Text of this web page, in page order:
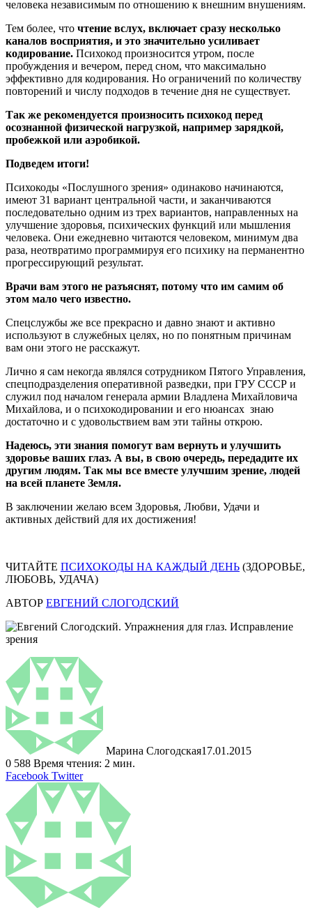
человека независимым по отношению к внешним внушениям.
Тем более, что чтение вслух, включает сразу несколько
каналов восприятия, и это значительно усиливает
кодирование. Психокод произносится утром, после
пробуждения и вечером, перед сном, что максимально
эффективно для кодирования. Но ограничений по количеству
повторений и числу подходов в течение дня не существует.
Так же рекомендуется произносить психокод перед
осознанной физической нагрузкой, например зарядкой,
пробежкой или аэробикой.
Подведем итоги!
Психокоды «Послушного зрения» одинаково начинаются,
имеют 31 вариант центральной части, и заканчиваются
последовательно одним из трех вариантов, направленных на
улучшение здоровья, психических функций или мышления
человека. Они ежедневно читаются человеком, минимум два
раза, неотвратимо программируя его психику на перманентно
прогрессирующий результат.
Врачи вам этого не разъяснят, потому что им самим об
этом мало чего известно.
Спецслужбы же все прекрасно и давно знают и активно
используют в служебных целях, но по понятным причинам
вам они этого не расскажут.
Лично я сам некогда являлся сотрудником Пятого Управления,
спецподразделения оперативной разведки, при ГРУ СССР и
служил под началом генерала армии Владлена Михайловича
Михайлова, и о психокодировании и его нюансах знаю
достаточно и с удовольствием вам эти тайны открою.
Надеюсь, эти знания помогут вам вернуть и улучшить
здоровье ваших глаз. А вы, в свою очередь, передадите их
другим людям. Так мы все вместе улучшим зрение, людей
на всей планете Земля.
В заключении желаю всем Здоровья, Любви, Удачи и
активных действий для их достижения!
ЧИТАЙТЕ ПСИХОКОДЫ НА КАЖДЫЙ ДЕНЬ (ЗДОРОВЬЕ,
ЛЮБОВЬ, УДАЧА)
АВТОР ЕВГЕНИЙ СЛОГОДСКИЙ
Марина Слогодская17.01.2015
0 588 Время чтения: 2 мин.
Facebook TwitterLinkedIn
Tumblr
Pinterest
Reddit
ВКонтакте
Поделиться
через
электронную
почту
Печатать